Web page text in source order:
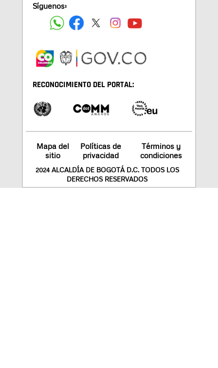
Síguenos:
RECONOCIMIENTO DEL PORTAL:
Mapa del
sitio
Políticas de
privacidad
Términos y
condiciones
2024 ALCALDÍA DE BOGOTÁ D.C. TODOS LOS
DERECHOS RESERVADOS